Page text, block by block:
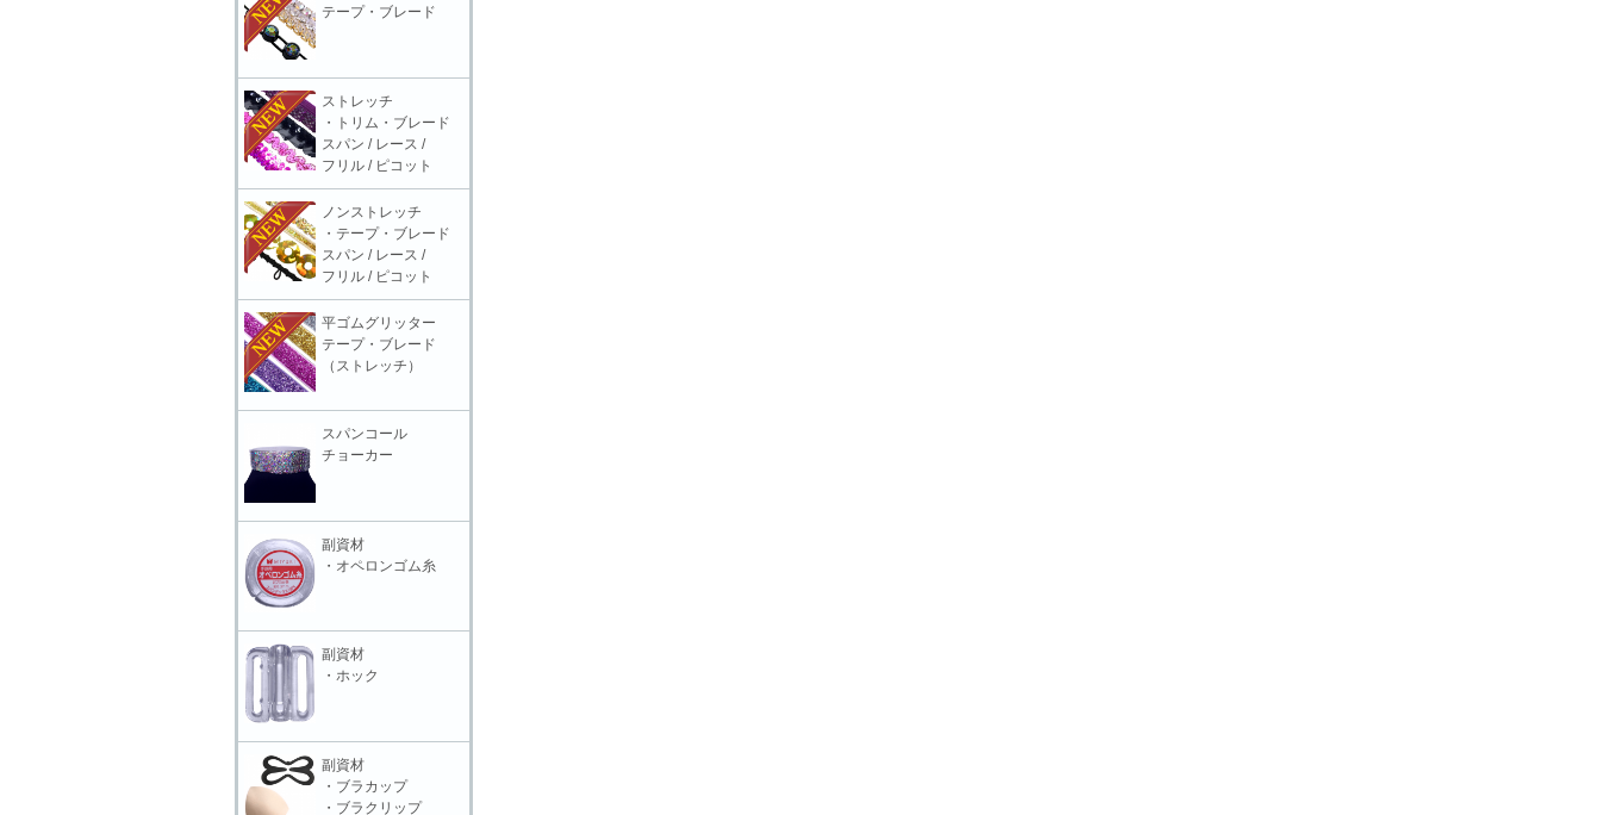
テープ・ブレード
ストレッチ
・トリム・ブレード
スパン / レース /
フリル / ピコット
ノンストレッチ
・テープ・ブレード
スパン / レース /
フリル / ピコット
平ゴムグリッター
テープ・ブレード
（ストレッチ）
スパンコール
チョーカー
副資材
・オペロンゴム糸
副資材
・ホック
副資材
・ブラカップ
・ブラクリップ